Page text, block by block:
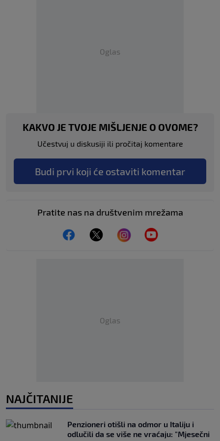
Oglas
KAKVO JE TVOJE MIŠLJENJE O OVOME?
Učestvuj u diskusiji ili pročitaj komentare
Budi prvi koji će ostaviti komentar
Pratite nas na društvenim mrežama
Oglas
NAJČITANIJE
Penzioneri otišli na odmor u Italiju i
odlučili da se više ne vraćaju: "Mjesečni